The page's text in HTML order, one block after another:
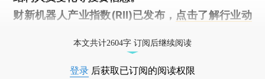
财新机器人产业指数(RII)已发布， 点击了解行业动
本文共计2604字 订阅后继续阅读
登录 后获取已订阅的阅读权限